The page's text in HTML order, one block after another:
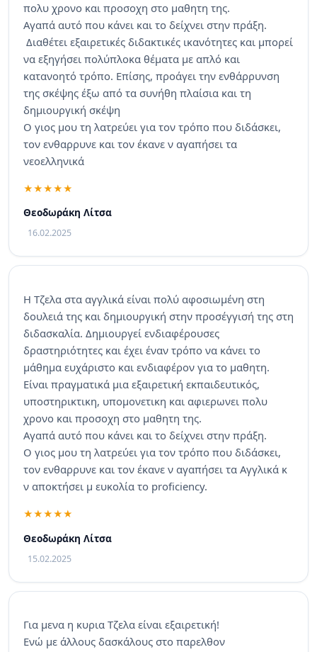
πολυ χρονο και προσοχη στο μαθητη της.
Αγαπά αυτό που κάνει και το δείχνει στην πράξη.
Διαθέτει εξαιρετικές διδακτικές ικανότητες και μπορεί
να εξηγήσει πολύπλοκα θέματα με απλό και
κατανοητό τρόπο. Επίσης, προάγει την ενθάρρυνση
της σκέψης έξω από τα συνήθη πλαίσια και τη
δημιουργική σκέψη
Ο γιος μου τη λατρεύει για τον τρόπο που διδάσκει,
τον ενθαρρυνε και τον έκανε ν αγαπήσει τα
νεοελληνικά
Θεοδωράκη Λίτσα
16.02.2025
Η Τζελα στα αγγλικά είναι πολύ αφοσιωμένη στη
δουλειά της και δημιουργική στην προσέγγισή της στη
διδασκαλία. Δημιουργεί ενδιαφέρουσες
δραστηριότητες και έχει έναν τρόπο να κάνει το
μάθημα ευχάριστο και ενδιαφέρον για το μαθητη.
Είναι πραγματικά μια εξαιρετική εκπαιδευτικός,
υποστηρικτικη, υπομονετικη και αφιερωνει πολυ
χρονο και προσοχη στο μαθητη της.
Αγαπά αυτό που κάνει και το δείχνει στην πράξη.
Ο γιος μου τη λατρεύει για τον τρόπο που διδάσκει,
τον ενθαρρυνε και τον έκανε ν αγαπήσει τα Αγγλικά κ
ν αποκτήσει μ ευκολία το proficiency.
Θεοδωράκη Λίτσα
15.02.2025
Για μενα η κυρια Τζελα είναι εξαιρετική!
Ενώ με άλλους δασκάλους στο παρελθον